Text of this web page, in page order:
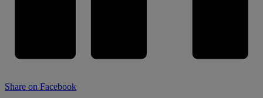
Share on Facebook